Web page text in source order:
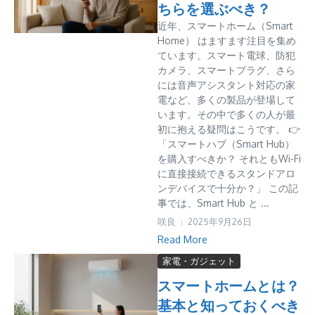
ちらを選ぶべき？
近年、スマートホーム（Smart
Home） はますます注目を集め
ています。スマート電球、防犯
カメラ、スマートプラグ、さら
には音声アシスタント対応の家
電など、多くの製品が登場して
います。その中で多くの人が最
初に抱える疑問はこうです。 👉
「スマートハブ（Smart Hub）
を購入すべきか？ それともWi-Fi
に直接接続できるスタンドアロ
ンデバイスで十分か？」 この記
事では、Smart Hub と ...
咲良 2025年9月26日
Read More
家電・ガジェット
スマートホームとは？
基本と知っておくべき